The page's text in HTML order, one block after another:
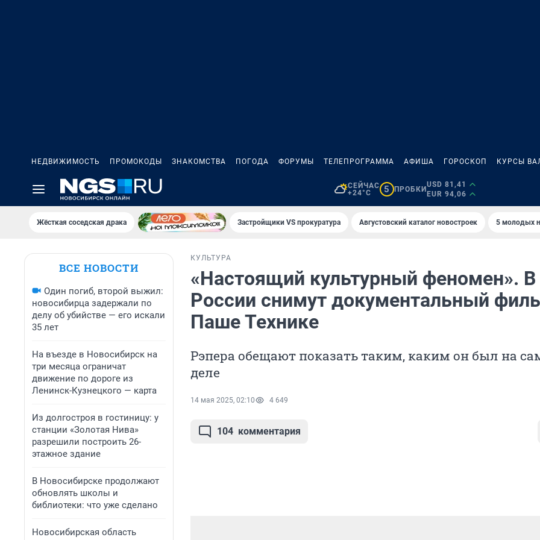
НЕДВИЖИМОСТЬ ПРОМОКОДЫ ЗНАКОМСТВА ПОГОДА ФОРУМЫ ТЕЛЕПРОГРАММА АФИША ГОРОСКОП КУРСЫ
СЕЙЧАС
+24°C
5 ПРОБКИ
USD 81,41
EUR 94,06
Жёсткая соседская драка Застройщики VS прокуратура Августовский каталог новостроек 5 молодых
ВСЕ НОВОСТИ
Один погиб, второй выжил:
новосибирца задержали по
делу об убийстве — его искали
35 лет
На въезде в Новосибирск на
три месяца ограничат
движение по дороге из
Ленинск-Кузнецкого — карта
Из долгостроя в гостиницу: у
станции «Золотая Нива»
разрешили построить 26-
этажное здание
В Новосибирске продолжают
обновлять школы и
библиотеки: что уже сделано
Новосибирская область
КУЛЬТУРА
«Настоящий культурный феномен». В
России снимут документальный
Паше Технике
Рэпера обещают показать таким, каким он был на
деле
14 мая 2025, 02:10 4 649
104 комментария